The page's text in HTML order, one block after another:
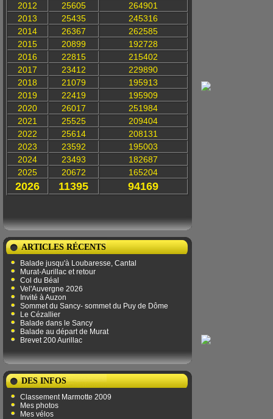
2012
25605
264901
2013
25435
245316
2014
26367
262585
2015
20899
192728
2016
22815
215402
2017
23412
229890
2018
21079
195913
2019
22419
195909
2020
26017
251984
2021
25525
209404
2022
25614
208131
2023
23592
195003
2024
23493
182687
2025
20672 165204
2026 11395 94169
ARTICLES RÉCENTS
Balade jusqu'à Loubaresse, Cantal
Murat-Aurillac et retour
Col du Béal
Vel'Auvergne 2026
Invité à Auzon
Sommet du Sancy- sommet du Puy de Dôme
Le Cézallier
Balade dans le Sancy
Balade au départ de Murat
Brevet 200 Aurillac
DES INFOS
Classement Marmotte 2009
Mes photos
Mes vélos